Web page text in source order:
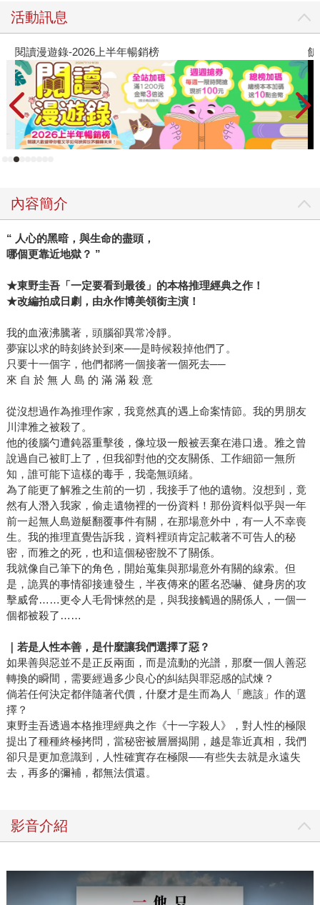
活動訊息
閱讀漫遊錄-2026上半年暢銷榜
內容簡介
“ 人心的黑暗，與生命的盡頭，
哪個更靠近地獄？ ”
★東野圭吾「一定要看到最後」的本格推理經典之作！
★改編拍成日劇，由永作博美領銜主演！
我的血液沸騰著，頭腦卻異常冷靜。
夢寐以求的時刻終於到來──是時候殺掉他們了。
只要十一個字，他們都將一個接著一個死去──
來 自 於 無 人 島 的 滿 滿 殺 意
從沒想過作為推理作家，我竟然真的遇上命案情節。我的男朋友
川津雅之被殺了。
他的後腦勺遭鈍器重擊後，像垃圾一般被丟棄在港口邊。雅之曾
說過自己被盯上了，但我卻對他的交友關係、工作細節一無所
知，誰可能下這樣的毒手，我毫無頭緒。
為了能更了解雅之生前的一切，我接手了他的遺物。沒想到，竟
然有人潛入我家，偷走遺物裡的一份資料！那份資料似乎與一年
前一起無人島遊艇翻覆事件有關，在那場意外中，有一人不幸喪
生。我的推理直覺告訴我，資料裡頭肯定記載著不可告人的秘
密，而雅之的死，也和這個秘密脫不了關係。
我就像自己筆下的角色，開始蒐集與那場意外有關的線索。但
是，詭異的事情卻接連發生，半夜傳來的匿名恐嚇、健身房的攻
擊威脅……更令人毛骨悚然的是，與我接觸過的關係人，一個一
個都被殺了……
｜若是人性本善，是什麼讓我們選擇了惡？
如果善與惡並不是正反兩面，而是流動的光譜，那麼一個人善惡
轉換的瞬間，需要經過多少良心的糾結與罪惡感的試煉？
倘若任何決定都伴隨著代價，什麼才是生而為人「應該」作的選
擇？
東野圭吾透過本格推理經典之作《十一字殺人》，對人性的極限
提出了種種終極拷問，當秘密被層層揭開，越是靠近真相，我們
卻只是更加意識到，人性確實存在極限──有些失去就是永遠失
去，再多的彌補，都無法償還。
影音介紹